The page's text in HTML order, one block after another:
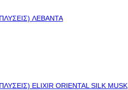
ΛΕΒΑΝΤΑ
ELIXIR ORIENTAL SILK MUSK